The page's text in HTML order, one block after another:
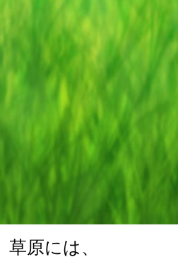
草原には、